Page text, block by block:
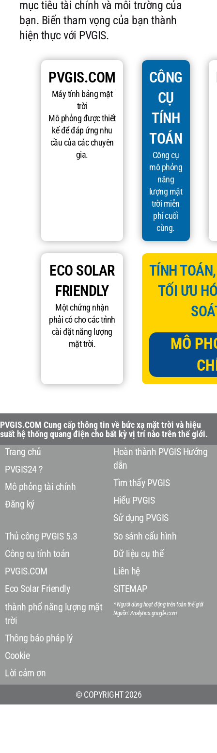
mục tiêu tài chính và môi trường của
bạn. Biến tham vọng của bạn thành
hiện thực với PVGIS.
PVGIS.COM
Máy tính bảng mặt
trời
Mô phỏng được thiết
kế để đáp ứng nhu
cầu của các chuyên
gia.
CÔNG
CỤ
TÍNH
TOÁN
Công cụ
mô phỏng
năng
lượng mặt
trời miễn
phí cuối
cùng.
ECO SOLAR
FRIENDLY
Một chứng nhận
phải có cho các trình
cài đặt năng lượng
mặt trời.
TÍNH
TỐI ƯU
MÔ
PVGIS.COM Cung cấp thông tin về bức xạ mặt trời và hiệu
suất hệ thống quang điện cho bất kỳ vị trí nào trên thế giới.
Trang chủ
PVGIS24 ?
Mô phỏng tài chính
Đăng ký
Thủ công PVGIS 5.3
Công cụ tính toán
PVGIS.COM
Eco Solar Friendly
thành phố năng lượng mặt
trời
Thông báo pháp lý
Cookie
Lời cảm ơn
Hoàn thành PVGIS Hướng
dẫn
Tìm thấy PVGIS
Hiểu PVGIS
Sử dụng PVGIS
So sánh cấu hình
Dữ liệu cụ thể
Liên hệ
SITEMAP
* Người dùng hoạt động trên toàn thế giới
Nguồn: Analytics.google.com
© COPYRIGHT 2026